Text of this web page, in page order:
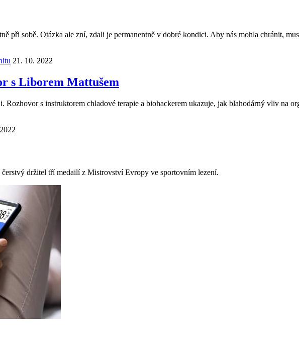
při sobě. Otázka ale zní, zdali je permanentně v dobré kondici. Aby nás mohla chránit,
21. 10. 2022
s Liborem Mattušem
Rozhovor s instruktorem chladové terapie a biohackerem ukazuje, jak blahodárný vliv na
držitel tří medailí z Mistrovství Evropy ve sportovním lezení.